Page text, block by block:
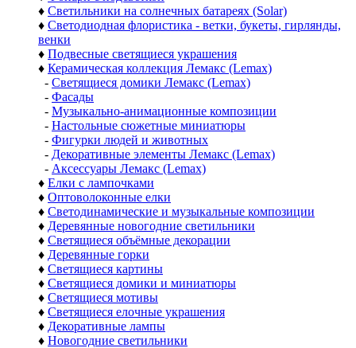
♦ Светильники на солнечных батареях (Solar)
♦ Светодиодная флористика - ветки, букеты, гирлянды,
венки
♦ Подвесные светящиеся украшения
♦ Керамическая коллекция Лемакс (Lemax)
- Светящиеся домики Лемакс (Lemax)
- Фасады
- Музыкально-анимационные композиции
- Настольные сюжетные миниатюры
- Фигурки людей и животных
- Декоративные элементы Лемакс (Lemax)
- Аксессуары Лемакс (Lemax)
♦ Елки с лампочками
♦ Оптоволоконные елки
♦ Светодинамические и музыкальные композиции
♦ Деревянные новогодние светильники
♦ Светящиеся объёмные декорации
♦ Деревянные горки
♦ Светящиеся картины
♦ Светящиеся домики и миниатюры
♦ Светящиеся мотивы
♦ Светящиеся елочные украшения
♦ Декоративные лампы
♦ Новогодние светильники